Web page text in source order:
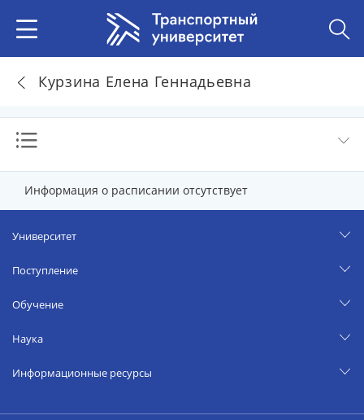
Курзина Елена Геннадьевна
Информация о расписании отсутствует
Университет
Поступление
Обучение
Наука
Информационные ресурсы